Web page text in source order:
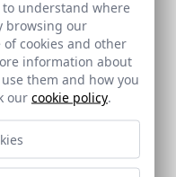
understand where
browsing our
cookies and other
information about
them and how you
our cookie policy.